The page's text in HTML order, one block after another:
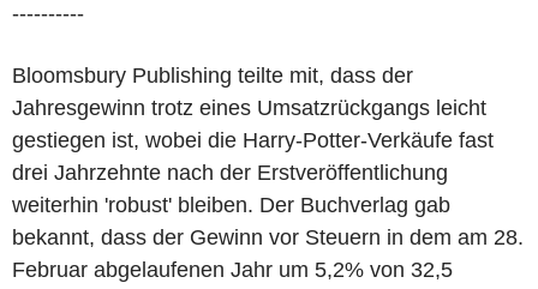
----------
Bloomsbury Publishing teilte mit, dass der
Jahresgewinn trotz eines Umsatzrückgangs leicht
gestiegen ist, wobei die Harry-Potter-Verkäufe fast
drei Jahrzehnte nach der Erstveröffentlichung
weiterhin 'robust' bleiben. Der Buchverlag gab
bekannt, dass der Gewinn vor Steuern in dem am 28.
Februar abgelaufenen Jahr um 5,2% von 32,5